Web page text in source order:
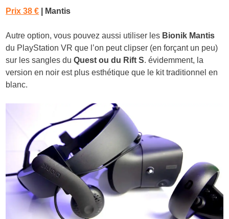
Prix 38 € | Mantis
Autre option, vous pouvez aussi utiliser les Bionik Mantis
du PlayStation VR que l’on peut clipser (en forçant un peu)
sur les sangles duQuest ou du Rift S. évidemment, la
version en noir est plus esthétique que le kit traditionnel en
blanc.